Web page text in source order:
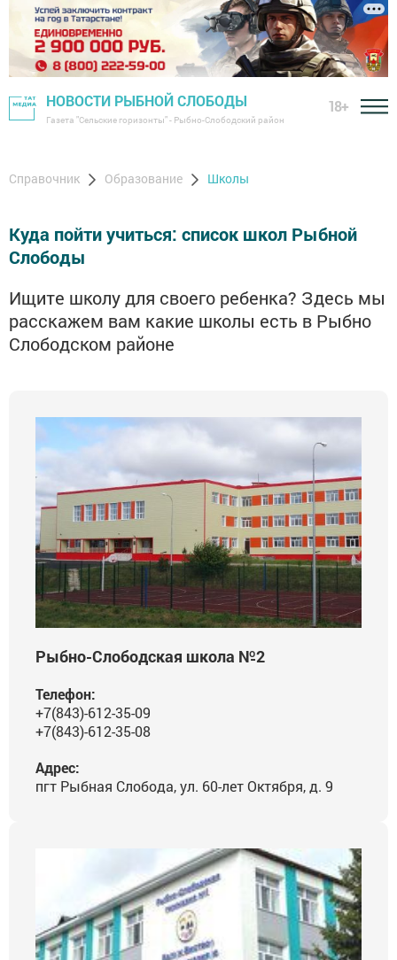
НОВОСТИ РЫБНОЙ СЛОБОДЫ
Газета "Сельские горизонты" - Рыбно-Слободский район
18+
Справочник Образование Школы
Куда пойти учиться: список школ Рыбной
Слободы
Ищите школу для своего ребенка? Здесь мы
расскажем вам какие школы есть в Рыбно
Слободском районе
Рыбно-Слободская школа №2
Телефон:
+7(843)-612-35-09
+7(843)-612-35-08
Адрес:
пгт Рыбная Слобода, ул. 60-лет Октября, д. 9